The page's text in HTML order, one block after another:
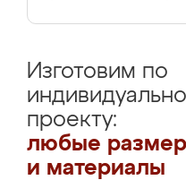
Изготовим по
проекту:
любые
и материалы